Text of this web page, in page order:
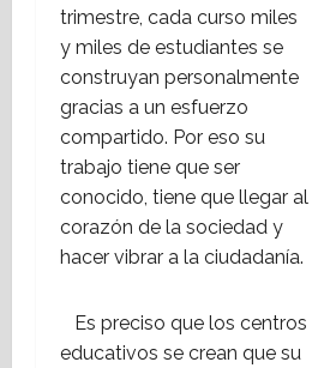
trimestre, cada curso miles
y miles de estudiantes se
construyan personalmente
gracias a un esfuerzo
compartido. Por eso su
trabajo tiene que ser
conocido, tiene que llegar al
corazón de la sociedad y
hacer vibrar a la ciudadanía.
Es preciso que los centros
educativos se crean que su